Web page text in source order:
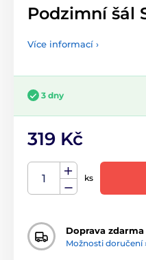
Podzimní šál
Více informací ›
3 dny
319 Kč
ks
Doprava zdarma
Možnosti doručení ›